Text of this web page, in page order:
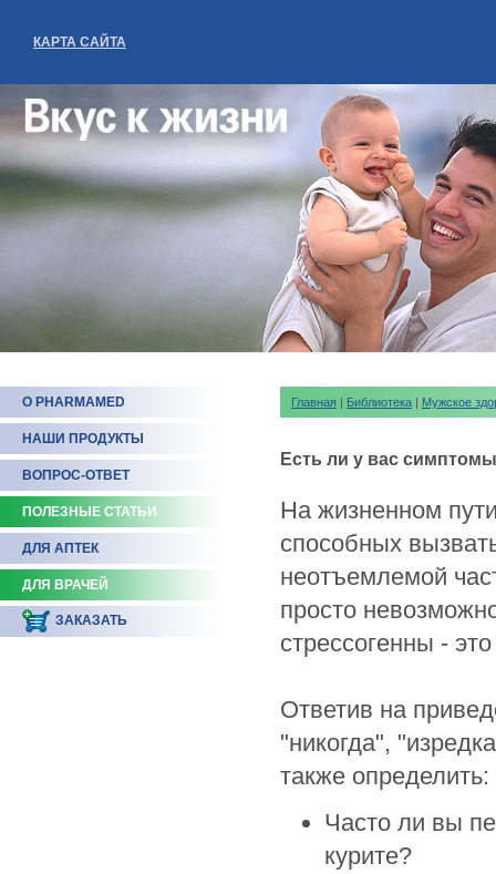
КАРТА САЙТА
О PHARMAMED
НАШИ ПРОДУКТЫ
ВОПРОС-ОТВЕТ
ПОЛЕЗНЫЕ СТАТЬИ
ДЛЯ АПТЕК
ДЛЯ ВРАЧЕЙ
ЗАКАЗАТЬ
Главная | Библиотека | Мужское
Есть ли у вас
На жизненном
способных
неотъемлемой
просто
стрессогенны -
Ответив на
"никогда",
также
Часто ли вы
курите?